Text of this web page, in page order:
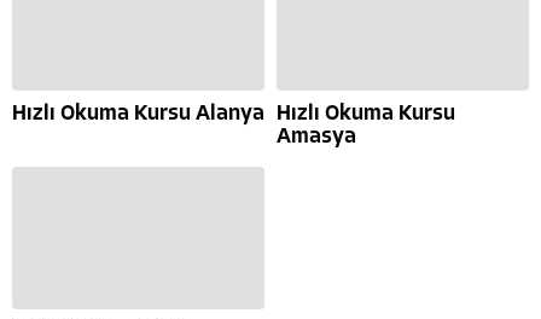
Hızlı Okuma Kursu Alanya
Hızlı Okuma Kursu
Amasya